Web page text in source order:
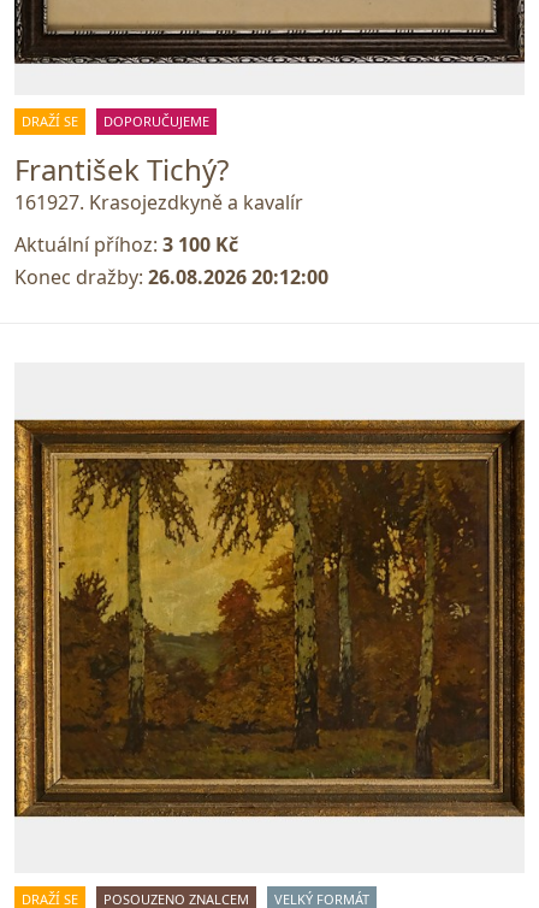
DRAŽÍ SE DOPORUČUJEME
František Tichý?
161927. Krasojezdkyně a kavalír
Aktuální příhoz: 3 100 Kč
Konec dražby: 26.08.2026 20:12:00
DRAŽÍ SE POSOUZENO ZNALCEM VELKÝ FORMÁT